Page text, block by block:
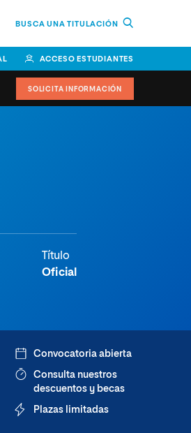
BUSCA UNA TITULACIÓN
ACCESO ESTUDIANTES
SOLICITA INFORMACIÓN
Título
Oficial
Convocatoria abierta
Consulta nuestros
descuentos y becas
Plazas limitadas